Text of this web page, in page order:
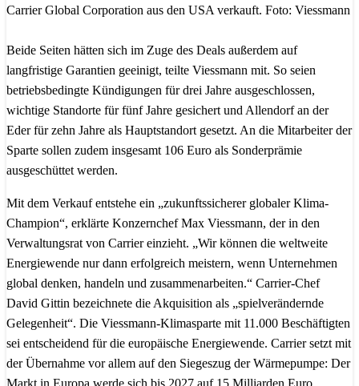
Carrier Global Corporation aus den USA verkauft. Foto: Viessmann
Beide Seiten hätten sich im Zuge des Deals außerdem auf
langfristige Garantien geeinigt, teilte Viessmann mit. So seien
betriebsbedingte Kündigungen für drei Jahre ausgeschlossen,
wichtige Standorte für fünf Jahre gesichert und Allendorf an der
Eder für zehn Jahre als Hauptstandort gesetzt. An die Mitarbeiter der
Sparte sollen zudem insgesamt 106 Euro als Sonderprämie
ausgeschüttet werden.
Mit dem Verkauf entstehe ein „zukunftssicherer globaler Klima-
Champion“, erklärte Konzernchef Max Viessmann, der in den
Verwaltungsrat von Carrier einzieht. „Wir können die weltweite
Energiewende nur dann erfolgreich meistern, wenn Unternehmen
global denken, handeln und zusammenarbeiten.“ Carrier-Chef
David Gittin bezeichnete die Akquisition als „spielverändernde
Gelegenheit“. Die Viessmann-Klimasparte mit 11.000 Beschäftigten
sei entscheidend für die europäische Energiewende. Carrier setzt mit
der Übernahme vor allem auf den Siegeszug der Wärmepumpe: Der
Markt in Europa werde sich bis 2027 auf 15 Milliarden Euro